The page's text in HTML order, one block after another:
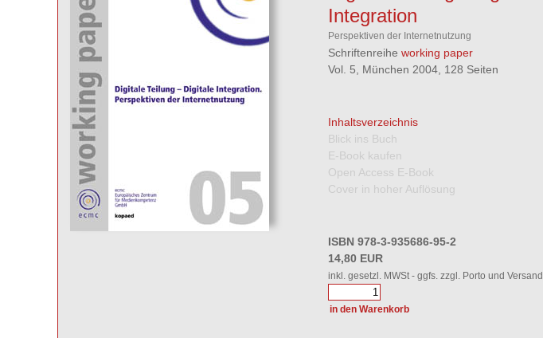
Integration
Perspektiven der Internetnutzung
Schriftenreihe working paper
Vol. 5, München 2004, 128 Seiten
Inhaltsverzeichnis
Blick ins Buch
E-Book kaufen
Open Access E-Book
Cover in hoher Auflösung
ISBN 978-3-935686-95-2
14,80 EUR
inkl. gesetzl. MWSt - ggfs. zzgl. Porto und Versand